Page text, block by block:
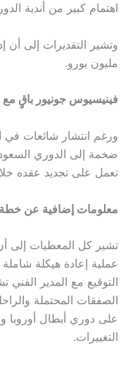
اهتمام كبير من أندية
مليون يورو.
فينيسيوس جونيور باقٍ مع
ورغم انتشار شائعات في
ضخمة إلى الدوري
تعمل على تجديد عقده
معلومات إضافية عن خطة
تشير كل المعطيات إلى
التوقيع مع المدير الفني
الصفقات المحتملة
على دوري أبطال أوروبا
التغييرات.